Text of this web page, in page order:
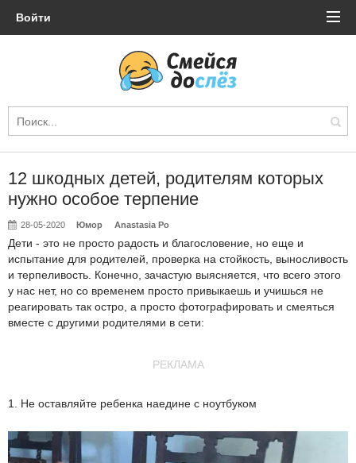
Войти
12 шкодных детей, родителям которых
нужно особое терпение
28-05-2020 Юмор Anastasia Po
Дети - это не просто радость и благословение, но еще и
испытание для родителей, проверка на стойкость, выносливость
и терпеливость. Конечно, зачастую выясняется, что всего этого
у нас нет, но со временем просто привыкаешь и учишься не
реагировать так остро, а просто фотографировать и смеяться
вместе с другими родителями в сети:
РЕКЛАМА
1. Не оставляйте ребенка наедине с ноутбуком